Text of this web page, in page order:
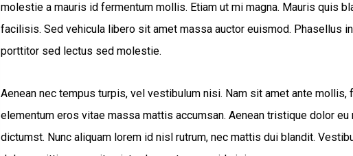
molestie a mauris id fermentum mollis. Etiam ut mi magna. Mauris quis
facilisis. Sed vehicula libero sit amet massa auctor euismod. Phasellus
porttitor sed lectus sed molestie.
Aenean nec tempus turpis, vel vestibulum nisi. Nam sit amet ante
elementum eros vitae massa mattis accumsan. Aenean tristique dolor
dictumst. Nunc aliquam lorem id nisl rutrum, nec mattis dui blandit.